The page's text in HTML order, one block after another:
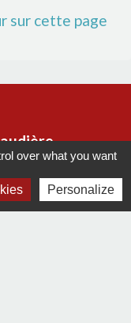
sur cette page
over what you want
Personalize